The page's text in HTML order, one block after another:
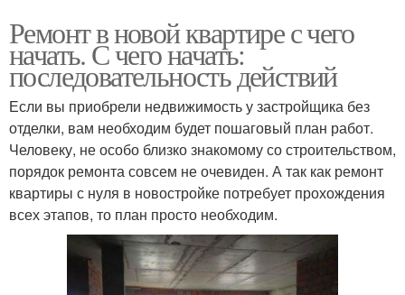
Ремонт в новой квартире с чего
начать. С чего начать:
последовательность действий
Если вы приобрели недвижимость у застройщика без
отделки, вам необходим будет пошаговый план работ.
Человеку, не особо близко знакомому со строительством,
порядок ремонта совсем не очевиден. А так как ремонт
квартиры с нуля в новостройке потребует прохождения
всех этапов, то план просто необходим.